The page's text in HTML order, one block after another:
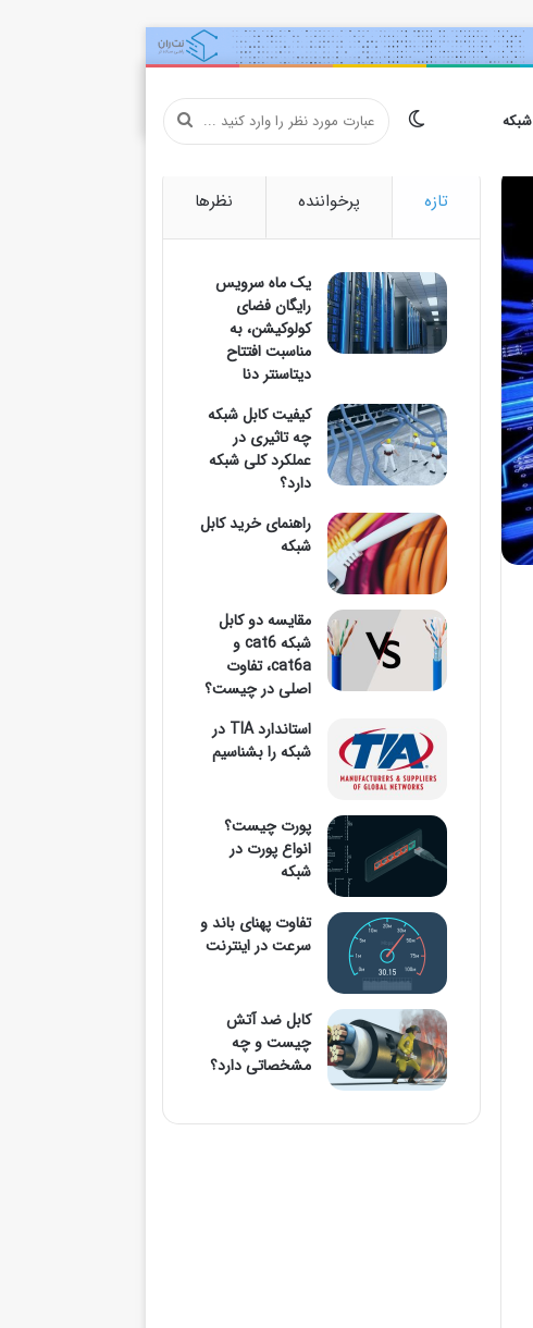
شبکه عبارت تغییر
تازه پرخواننده نظرها
یک ماه سرویس
رایگان فضای
کولوکیشن، به
مناسبت افتتاح
دیتاسنتر دنا
کیفیت کابل شبکه
چه تاثیری در
عملکرد کلی شبکه
دارد؟
راهنمای خرید کابل
شبکه
مقایسه دو کابل
شبکه cat6 و
cat6a، تفاوت
اصلی در چیست؟
استاندارد TIA در
شبکه را بشناسیم
پورت چیست؟
انواع پورت در
شبکه
تفاوت پهنای باند و
سرعت در اینترنت
کابل ضد آتش
چیست و چه
مشخصاتی دارد؟